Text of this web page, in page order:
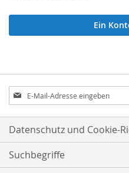
Ein
Anmeldung
zum
Newsletter:
Datenschutz und Cookie-
Suchbegriffe